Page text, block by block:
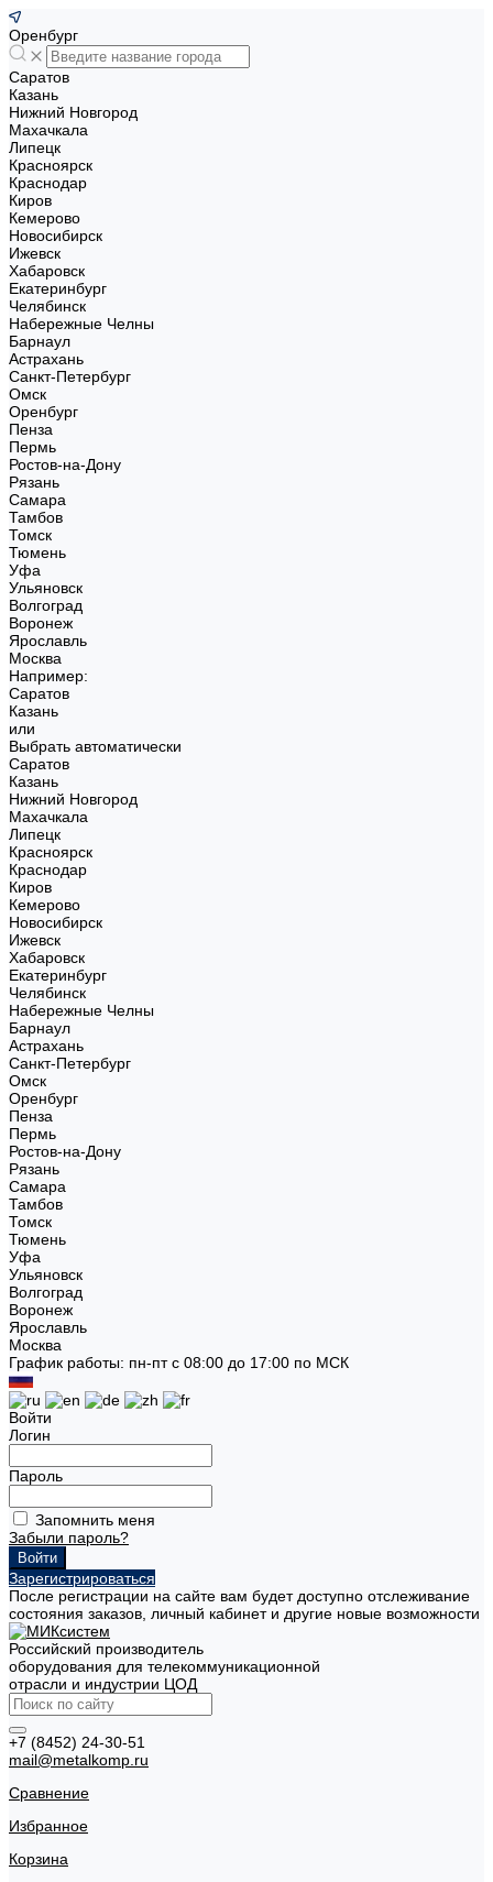
Оренбург
Саратов
Казань
Нижний Новгород
Махачкала
Липецк
Красноярск
Краснодар
Киров
Кемерово
Новосибирск
Ижевск
Хабаровск
Екатеринбург
Челябинск
Набережные Челны
Барнаул
Астрахань
Санкт-Петербург
Омск
Оренбург
Пенза
Пермь
Ростов-на-Дону
Рязань
Самара
Тамбов
Томск
Тюмень
Уфа
Ульяновск
Волгоград
Воронеж
Ярославль
Москва
Например:
Саратов
Казань
или
Выбрать автоматически
Саратов
Казань
Нижний Новгород
Махачкала
Липецк
Красноярск
Краснодар
Киров
Кемерово
Новосибирск
Ижевск
Хабаровск
Екатеринбург
Челябинск
Набережные Челны
Барнаул
Астрахань
Санкт-Петербург
Омск
Оренбург
Пенза
Пермь
Ростов-на-Дону
Рязань
Самара
Тамбов
Томск
Тюмень
Уфа
Ульяновск
Волгоград
Воронеж
Ярославль
Москва
График работы: пн-пт с 08:00 до 17:00 по МСК
Войти
Логин
Пароль
Запомнить меня
Забыли пароль?
Зарегистрироваться
После регистрации на сайте вам будет доступно отслеживание
состояния заказов, личный кабинет и другие новые возможности
Российский производитель
оборудования для телекоммуникационной
отрасли и индустрии ЦОД
+7 (8452) 24-30-51
mail@metalkomp.ru
Сравнение
Избранное
Корзина